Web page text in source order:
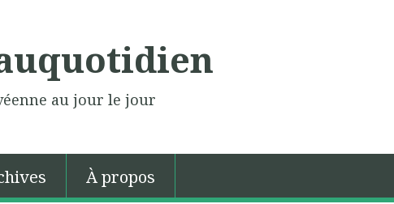
au jour le jour
À propos